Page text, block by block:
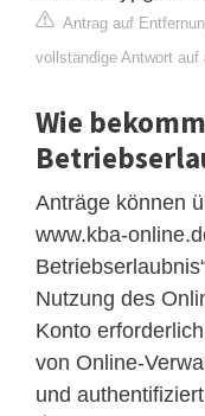
Antrag auf
vollständige Antwort
Wie
Anträge können
www.kba-
Nutzung des
Konto
von Online-
und